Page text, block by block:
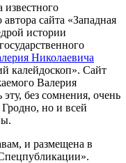
сайта «Западная
истории
Николаевича
калейдоскоп». Сайт
Валерия
без сомнения, очень
но и всей
и размещена в